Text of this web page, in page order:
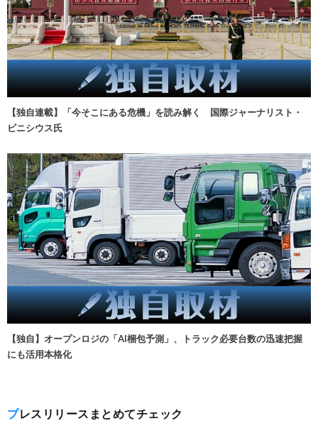
【独自連載】「今そこにある危機」を読み解く 国際ジャーナリスト・
ビニシウス氏
【独自】オープンロジの「AI梱包予測」、トラック必要台数の迅速把握
にも活用本格化
プレスリリースまとめてチェック